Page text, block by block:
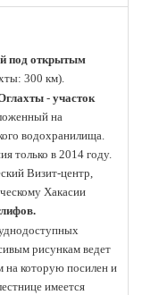
под открытым
300 км).
- участок
на
водохранилища.
только в 2014 году.
Визит-центр,
Хакасии
рисункам ведет
на которую посилен и
имеется